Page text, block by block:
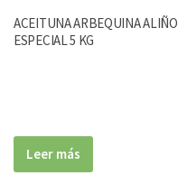
ACEITUNA ARBEQUINA ALIÑO
ESPECIAL 5 KG
Leer más